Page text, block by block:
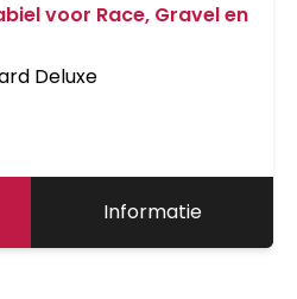
voor Race, Gravel en
Deluxe
Informatie